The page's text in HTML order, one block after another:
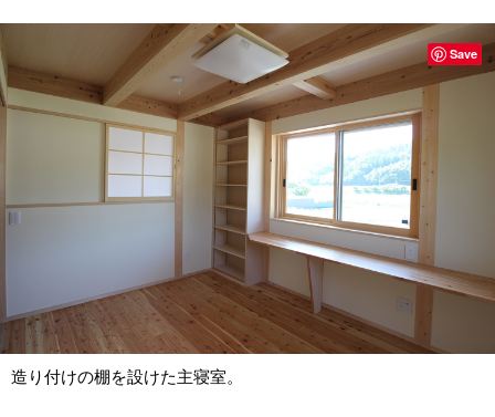
造り付けの棚を設けた主寝室。
Save